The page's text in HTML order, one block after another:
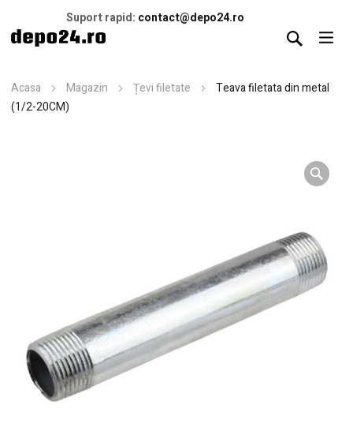
Suport rapid: contact@depo24.ro
Acasa Magazin Țevi filetate
Teava filetata din metal
(1/2-20CM)